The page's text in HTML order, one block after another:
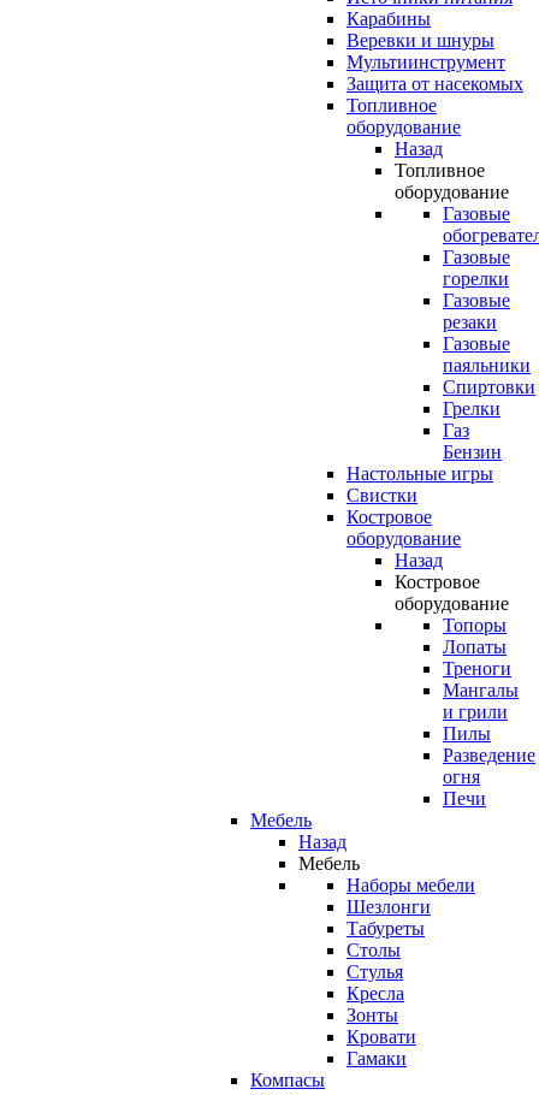
Карабины
Веревки и шнуры
Мультиинструмент
Защита от насекомых
Топливное
оборудование
Назад
Топливное
оборудование
Газовые
Газовые
горелки
Газовые
резаки
Газовые
паяльники
Спиртовки
Грелки
Газ
Бензин
Настольные игры
Свистки
Костровое
оборудование
Назад
Костровое
оборудование
Топоры
Лопаты
Треноги
Мангалы
и грили
Пилы
Разведение
огня
Печи
Мебель
Назад
Мебель
Наборы мебели
Шезлонги
Табуреты
Столы
Стулья
Кресла
Зонты
Кровати
Гамаки
Компасы